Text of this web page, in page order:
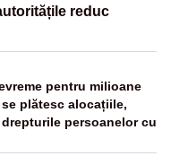
reduc
pentru milioane
plătesc alocațiile,
persoanelor cu